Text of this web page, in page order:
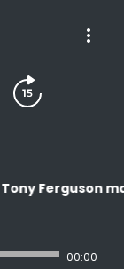
Ferguson
00:00